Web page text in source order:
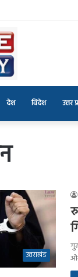
देश विदेश उत्तर
उत्तराखंड